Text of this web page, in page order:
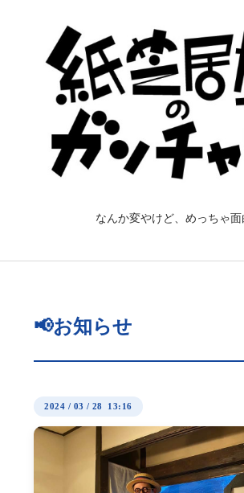
なんか変やけど、めっちゃ面
📢お知らせ
2024 / 03 / 28 13:16